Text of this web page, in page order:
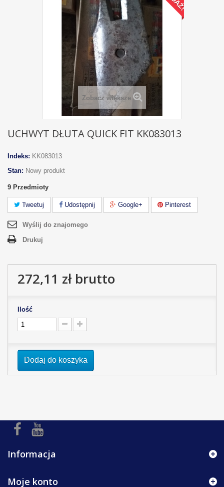
Zobacz większe
UCHWYT DŁUTA QUICK FIT KK083013
Indeks: KK083013
Stan: Nowy produkt
9 Przedmioty
Tweetuj Udostępnij Google+ Pinterest
Wyślij do znajomego
Drukuj
272,11 złbrutto
Ilość
Dodaj do koszyka
Informacja
Moje konto